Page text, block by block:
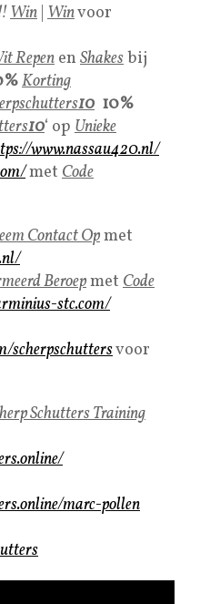
Win Winvoor
Repenen Shakesbij
Korting
10 10%
10‘ op Unieke
www.nassau420.nl/
met Code
Contact Opmet
Beroepmet Code
stc.com/
scherpschuttersvoor
Schutters Training
marc-pollen